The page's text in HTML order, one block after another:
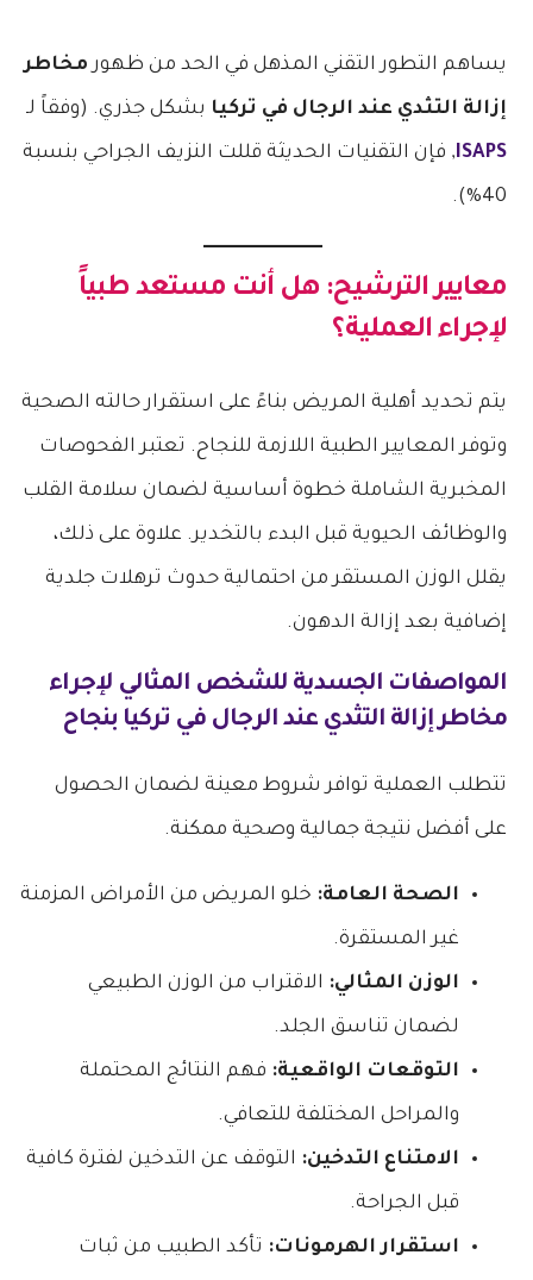
يساهم التطور التقني المذهل في الحد من ظهورمخاطر
إزالة التثدي عند الرجال في تركيا بشكل جذري. (وفقاً لـ
ISAPS, فإن التقنيات الحديثة قللت النزيف الجراحي بنسبة
40%).
معايير الترشيح: هل أنت مستعد طبياً
لإجراء العملية؟
يتم تحديد أهلية المريض بناءً على استقرار حالته الصحية
وتوفر المعايير الطبية اللازمة للنجاح. تعتبر الفحوصات
المخبرية الشاملة خطوة أساسية لضمان سلامة القلب
والوظائف الحيوية قبل البدء بالتخدير. علاوة على ذلك،
يقلل الوزن المستقر من احتمالية حدوث ترهلات جلدية
إضافية بعد إزالة الدهون.
المواصفات الجسدية للشخص المثالي لإجراء
مخاطر إزالة التثدي عند الرجال في تركيا بنجاح
تتطلب العملية توافر شروط معينة لضمان الحصول
على أفضل نتيجة جمالية وصحية ممكنة.
الصحة العامة: خلو المريض من الأمراض المزمنة
غير المستقرة.
الوزن المثالي: الاقتراب من الوزن الطبيعي
لضمان تناسق الجلد.
التوقعات الواقعية: فهم النتائج المحتملة
والمراحل المختلفة للتعافي.
الامتناع التدخين: التوقف عن التدخين لفترة كافية
قبل الجراحة.
استقرار الهرمونات: تأكد الطبيب من ثبات